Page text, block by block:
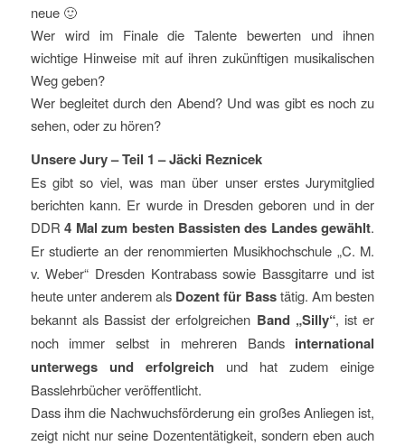
neue 🙂
Wer wird im Finale die Talente bewerten und ihnen
wichtige Hinweise mit auf ihren zukünftigen musikalischen
Weg geben?
Wer begleitet durch den Abend? Und was gibt es noch zu
sehen, oder zu hören?
Unsere Jury – Teil 1 – Jäcki Reznicek
Es gibt so viel, was man über unser erstes Jurymitglied
berichten kann. Er wurde in Dresden geboren und in der
DDR4 Mal zum besten Bassisten des Landes gewählt.
Er studierte an der renommierten Musikhochschule „C. M.
v. Weber“ Dresden Kontrabass sowie Bassgitarre und ist
heute unter anderem als Dozent für Basstätig. Am besten
bekannt als Bassist der erfolgreichen Band „Silly“, ist er
noch immer selbst in mehreren Bands international
unterwegs und erfolgreich und hat zudem einige
Basslehrbücher veröffentlicht.
Dass ihm die Nachwuchsförderung ein großes Anliegen ist,
zeigt nicht nur seine Dozententätigkeit, sondern eben auch